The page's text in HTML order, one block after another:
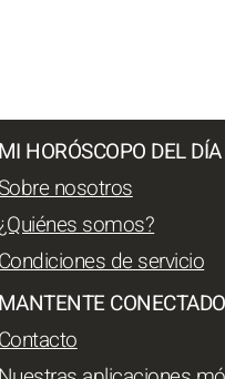
MI HORÓSCOPO DEL DÍA
Sobre nosotros
somos?
Condiciones de servicio
MANTENTE CONECTADO
Contacto